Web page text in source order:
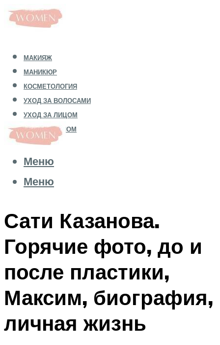
МАКИЯЖ
МАНИКЮР
КОСМЕТОЛОГИЯ
УХОД ЗА ВОЛОСАМИ
УХОД ЗА ЛИЦОМ
УХОД ЗА ТЕЛОМ
Меню
Меню
Сати Казанова.
Горячие фото, до и
после пластики,
Максим, биография,
личная жизнь